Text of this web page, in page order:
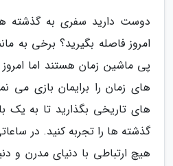
دوست دارید سفری به گذشته
امروز فاصله بگیرید؟ برخی به
پی ماشین زمان هستند اما
های زمان را برایمان بازی می
های تاریخی بگذارید تا به یک
گذشته ها را تجربه کنید. در
هیچ ارتباطی با دنیای مدرن و